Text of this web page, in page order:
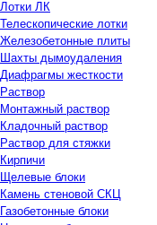
Лотки ЛК
Телескопические лотки
Железобетонные плиты
Шахты дымоудаления
Диафрагмы жесткости
Раствор
Монтажный раствор
Кладочный раствор
Раствор для стяжки
Кирпичи
Щелевые блоки
Камень стеновой СКЦ
Газобетонные блоки